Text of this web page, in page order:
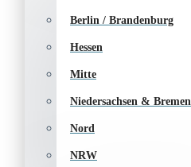
Berlin / Brandenburg
Hessen
Mitte
Niedersachsen & Bremen
Nord
NRW